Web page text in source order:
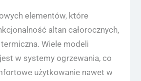
elementów, które
altan całorocznych,
Wiele modeli
w systemy ogrzewania, co
użytkowanie nawet w